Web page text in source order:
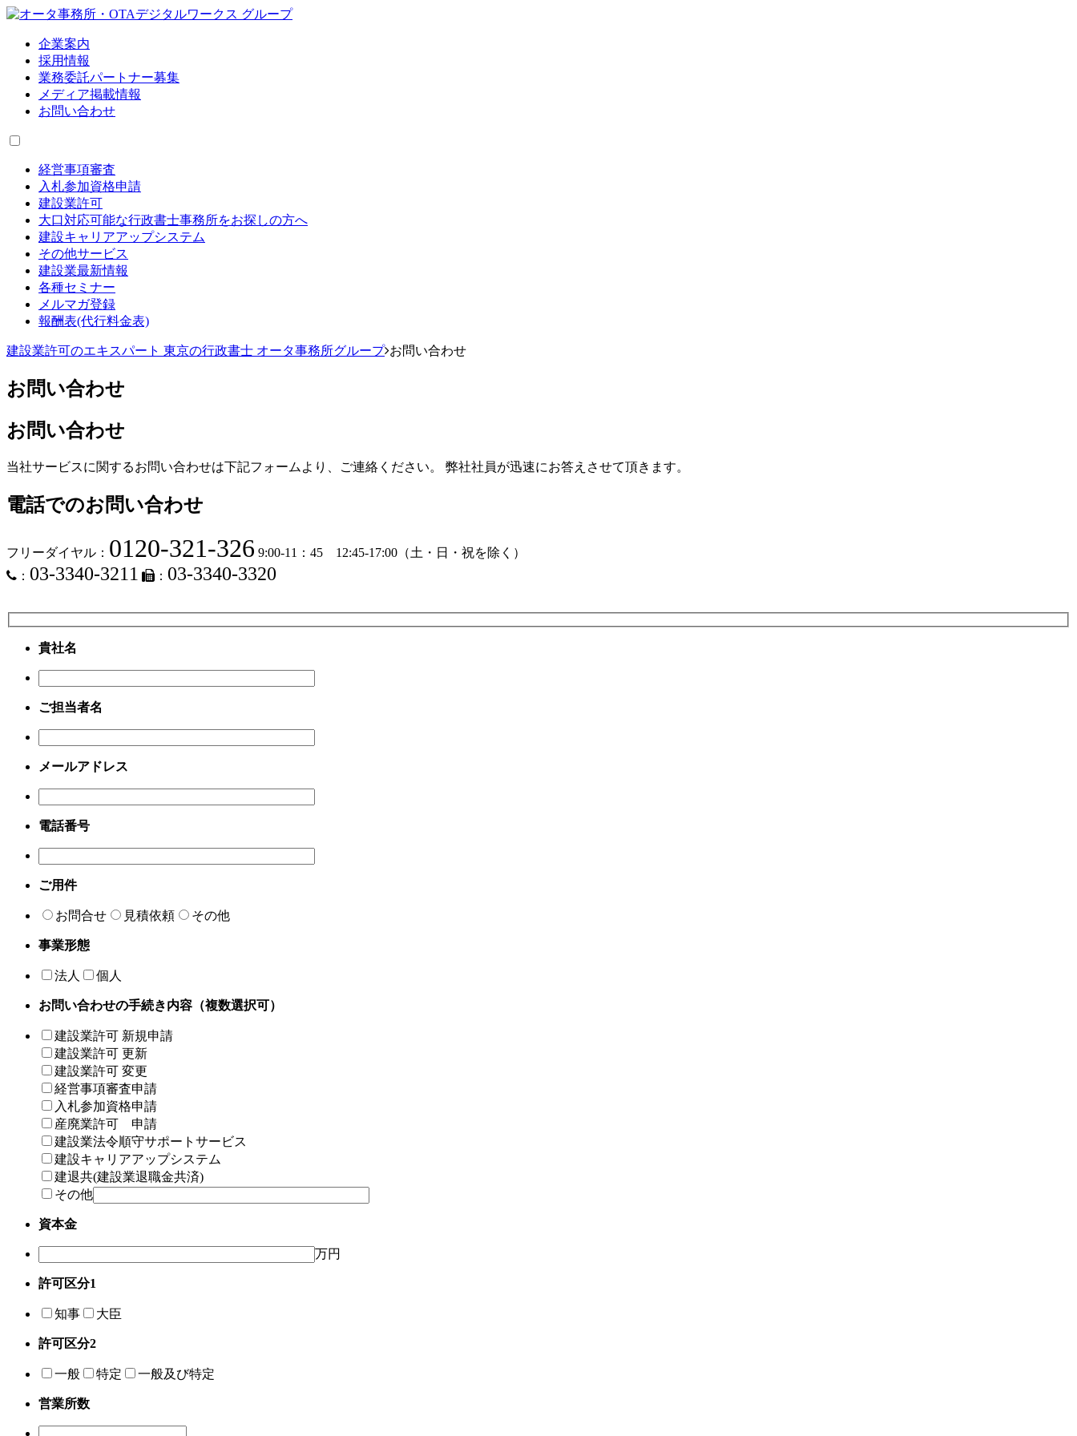
企業案内
採用情報
業務委託パートナー募集
メディア掲載情報
お問い合わせ
経営事項審査
入札参加資格申請
建設業許可
大口対応可能な行政書士事務所をお探しの方へ
建設キャリアアップシステム
その他サービス
建設業最新情報
各種セミナー
メルマガ登録
報酬表(代行料金表)
建設業許可のエキスパート 東京の行政書士 オータ事務所グループ お問い合わせ
お問い合わせ
お問い合わせ
当社サービスに関するお問い合わせは下記フォームより、ご連絡ください。 弊社社員が迅速にお答えさせて頂きます。
電話でのお問い合わせ
フリーダイヤル： 0120-321-326 9:00-11：45 12:45-17:00（土・日・祝を除く）
： 03-3340-3211 ： 03-3340-3320
貴社名
ご担当者名
メールアドレス
電話番号
ご用件
お問合せ 見積依頼 その他
事業形態
法人 個人
お問い合わせの手続き内容（複数選択可）
建設業許可 新規申請
建設業許可 更新
建設業許可 変更
経営事項審査申請
入札参加資格申請
産廃業許可 申請
建設業法令順守サポートサービス
建設キャリアアップシステム
建退共(建設業退職金共済)
その他
資本金
万円
許可区分1
知事 大臣
許可区分2
一般 特定 一般及び特定
営業所数